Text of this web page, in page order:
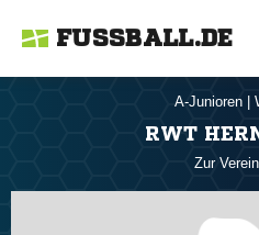
FUSSBALL.DE
A-Junioren
RWT
Zur